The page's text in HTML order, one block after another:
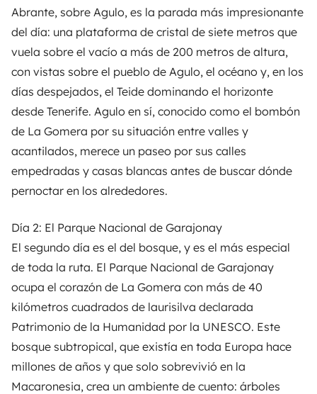
Abrante, sobre Agulo, es la parada más impresionante
del día: una plataforma de cristal de siete metros que
vuela sobre el vacío a más de 200 metros de altura,
con vistas sobre el pueblo de Agulo, el océano y, en los
días despejados, el Teide dominando el horizonte
desde Tenerife. Agulo en sí, conocido como el bombón
de La Gomera por su situación entre valles y
acantilados, merece un paseo por sus calles
empedradas y casas blancas antes de buscar dónde
pernoctar en los alrededores.
Día 2: El Parque Nacional de Garajonay
El segundo día es el del bosque, y es el más especial
de toda la ruta. El Parque Nacional de Garajonay
ocupa el corazón de La Gomera con más de 40
kilómetros cuadrados de laurisilva declarada
Patrimonio de la Humanidad por la UNESCO. Este
bosque subtropical, que existía en toda Europa hace
millones de años y que solo sobrevivió en la
Macaronesia, crea un ambiente de cuento: árboles